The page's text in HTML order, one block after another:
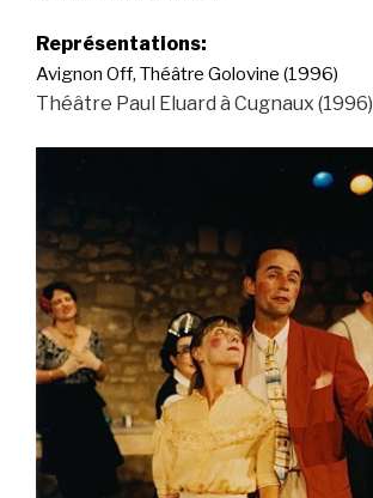
Représentations:
Avignon Off, Théâtre Golovine (1996)
Théâtre Paul Eluard à Cugnaux (1996)